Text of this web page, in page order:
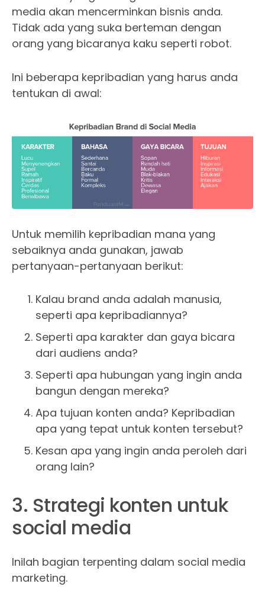
media akan mencerminkan bisnis anda.
Tidak ada yang suka berteman dengan
orang yang bicaranya kaku seperti robot.
Ini beberapa kepribadian yang harus anda
tentukan di awal:
Untuk memilih kepribadian mana yang
sebaiknya anda gunakan, jawab
pertanyaan-pertanyaan berikut:
Kalau brand anda adalah manusia,
seperti apa kepribadiannya?
Seperti apa karakter dan gaya bicara
dari audiens anda?
Seperti apa hubungan yang ingin anda
bangun dengan mereka?
Apa tujuan konten anda? Kepribadian
apa yang tepat untuk konten tersebut?
Kesan apa yang ingin anda peroleh dari
orang lain?
3. Strategi konten untuk
social media
Inilah bagian terpenting dalam social media
marketing.